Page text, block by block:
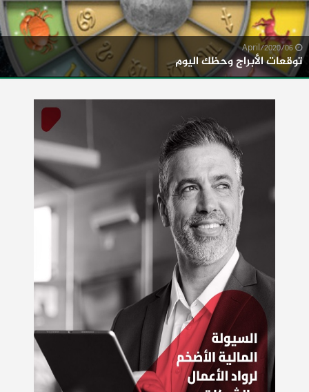
توقعات الأبراج وحظك اليوم